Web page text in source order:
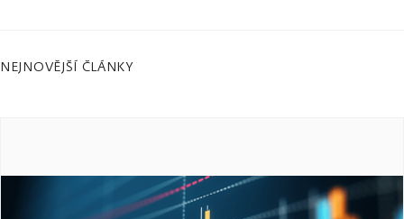
NEJNOVĚJŠÍ ČLÁNKY